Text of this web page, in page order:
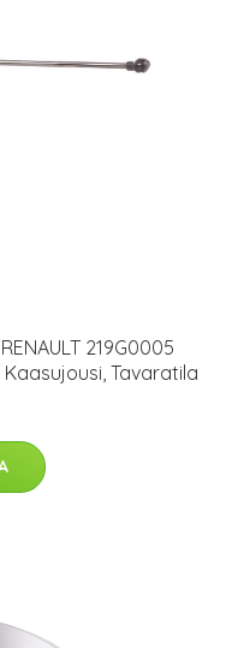
219G0005
Kaasujousi, Tavaratila